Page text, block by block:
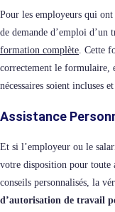
Pour les employeurs qui
de demande d’emploi d’un
formation complète. Cette
correctement le formulaire,
nécessaires soient incluses
Assistance
Et si l’employeur ou le
votre disposition pour toute
conseils personnalisés, la
d’autorisation de travail